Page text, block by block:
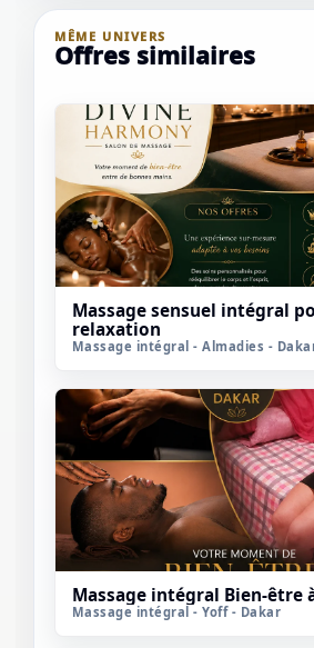
MÊME UNIVERS
Offres similaires
Massage intégral - Almadies -
Massage sensuel intégral
relaxation
Massage intégral - Yoff - Dakar
Massage intégral Bien-être